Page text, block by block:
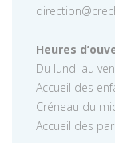
Heures
Du lundi au
Accueil des
Créneau du
Accueil des